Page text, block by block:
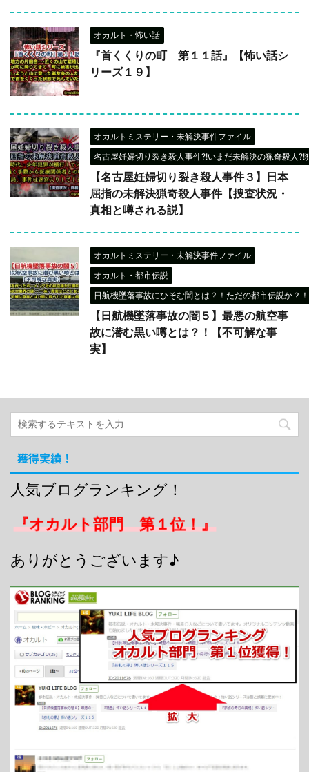
オカルト・怖い話
『首くくりの町 第１１話』【怖い話シ
リーズ１９】
オカルトミステリー・未解決事件ファイル
名古屋妊婦切り裂き殺人事件?!いまだ未解決の猟奇殺人
【名古屋妊婦切り裂き殺人事件３】日本
屈指の未解決猟奇殺人事件【捜査状況・
真相と噂される説】
オカルトミステリー・未解決事件ファイル
オカルト・都市伝説
日航機墜落事故にひそむ闇とは？！ただの都市伝説か？
【日航機墜落事故の闇５】最悪の航空事
故に潜む黒い噂とは？！【不可解な事
実】
獲得実績！
人気ブログランキング！
『オカルト部門 第１位！』
ありがとうございます♪